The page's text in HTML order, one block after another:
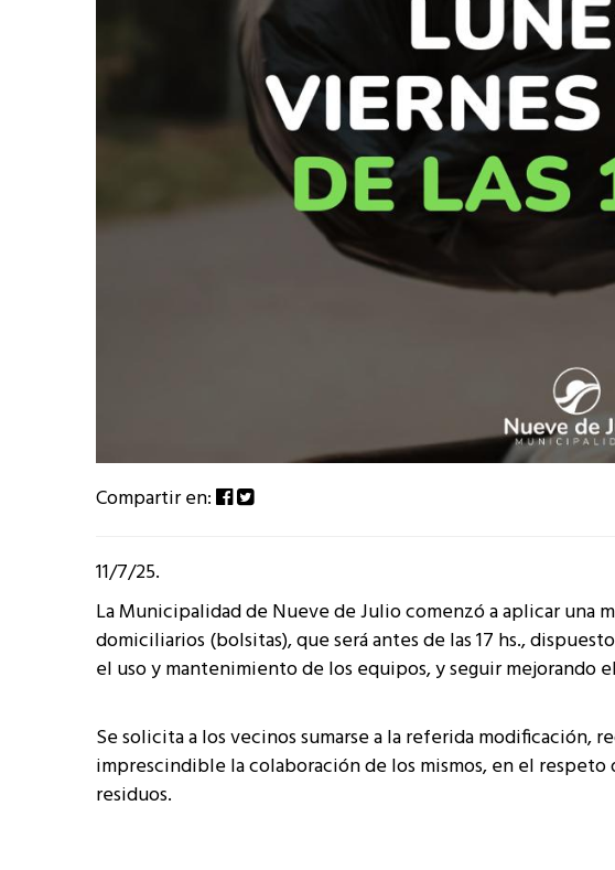
Compartir en:
11/7/25.
La Municipalidad de Nueve de Julio comenzó a aplicar una
domiciliarios (bolsitas), que será antes de las 17 hs.,
el uso y mantenimiento de los equipos, y seguir mejorando
Se solicita a los vecinos sumarse a la referida modificación,
imprescindible la colaboración de los mismos, en el
residuos.